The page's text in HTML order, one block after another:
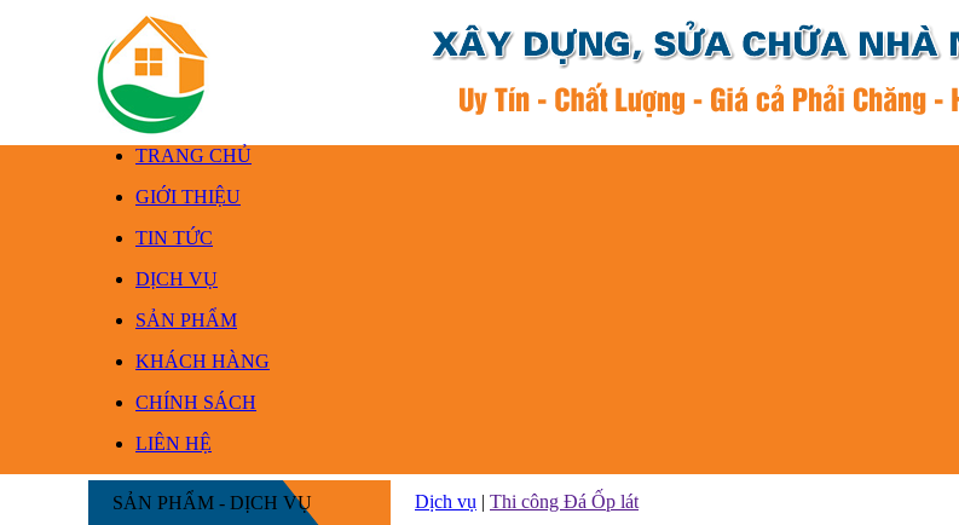
TRANG CHỦ
GIỚI THIỆU
TIN TỨC
DỊCH VỤ
SẢN PHẨM
KHÁCH HÀNG
CHÍNH SÁCH
LIÊN HỆ
SẢN PHẨM - DỊCH VỤ
Dịch vụ | Thi công Đá Ốp lát